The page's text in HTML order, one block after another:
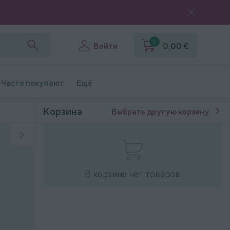
Войти 0 0,00 €
Часто покупают Ещё
Корзина Выбрать другую корзину
В корзине нет товаров